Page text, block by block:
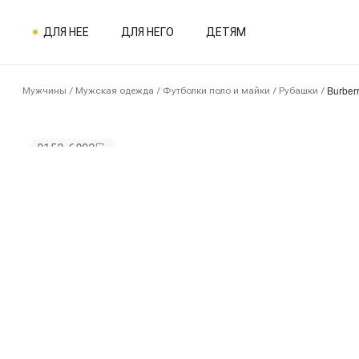
ДЛЯ НЕЕ ДЛЯ НЕГО ДЕТЯМ
Мужчины / Мужская одежда / Футболки поло и майки / Рубашки /
0152-6892